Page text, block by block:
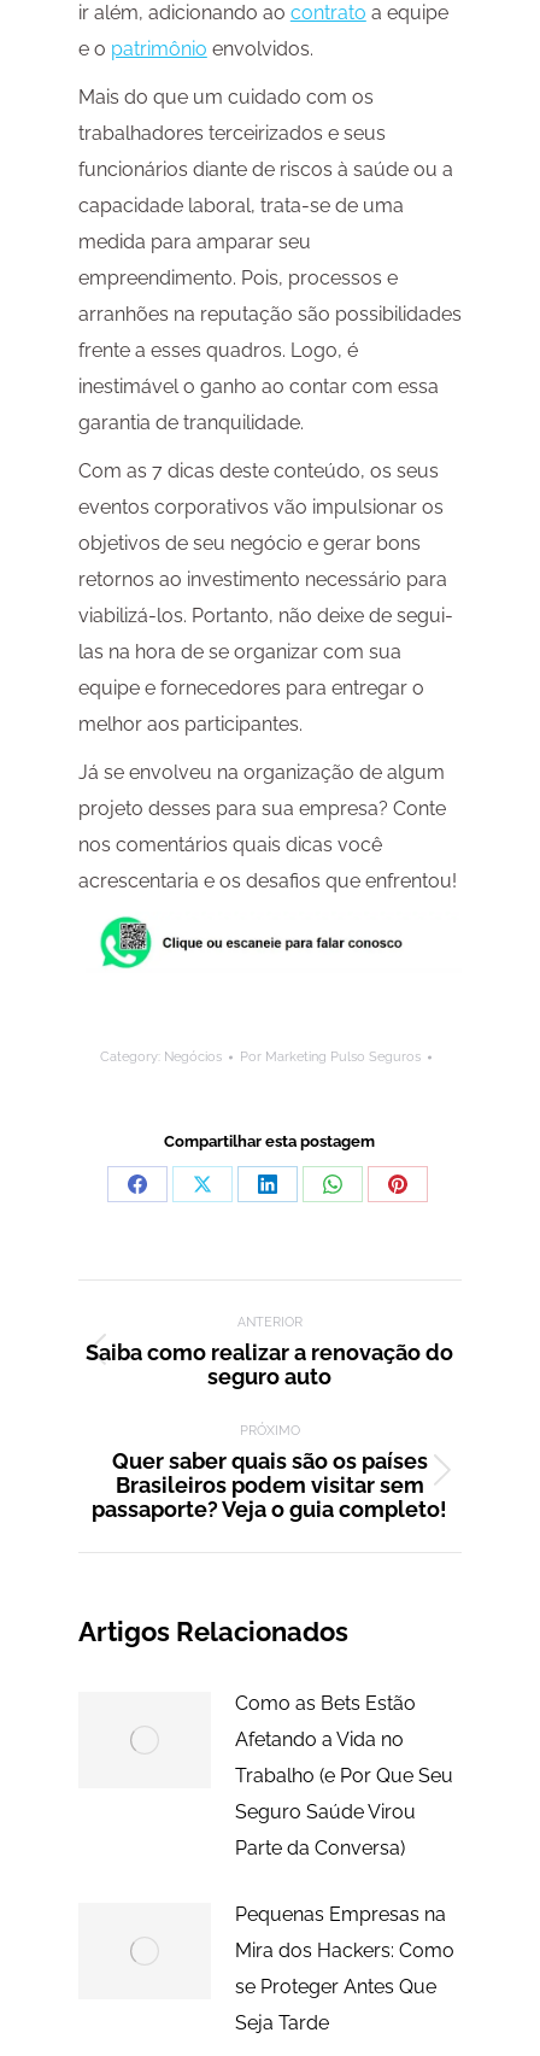
ir além, adicionando ao contrato a equipe
e o patrimônio envolvidos.
Mais do que um cuidado com os
trabalhadores terceirizados e seus
funcionários diante de riscos à saúde ou a
capacidade laboral, trata-se de uma
medida para amparar seu
empreendimento. Pois, processos e
arranhões na reputação são possibilidades
frente a esses quadros. Logo, é
inestimável o ganho ao contar com essa
garantia de tranquilidade.
Com as 7 dicas deste conteúdo, os seus
eventos corporativos vão impulsionar os
objetivos de seu negócio e gerar bons
retornos ao investimento necessário para
viabilizá-los. Portanto, não deixe de segui-
las na hora de se organizar com sua
equipe e fornecedores para entregar o
melhor aos participantes.
Já se envolveu na organização de algum
projeto desses para sua empresa? Conte
nos comentários quais dicas você
acrescentaria e os desafios que enfrentou!
Category: Negócios Por Marketing Pulso Seguros
Compartilhar esta postagem
CompartilharCompartilharCompartilharCompartilharCompartilhar
ANTERIOR
Post
Saiba como realizar a renovação do
seguro auto
PRÓXIMO
Próximo
post:
Quer saber quais são os países
Brasileiros podem visitar sem
passaporte? Veja o guia completo!
Artigos Relacionados
Como as Bets Estão
Afetando a Vida no
Trabalho (e Por Que Seu
Seguro Saúde Virou
Parte da Conversa)
Pequenas Empresas na
Mira dos Hackers: Como
se Proteger Antes Que
Seja Tarde